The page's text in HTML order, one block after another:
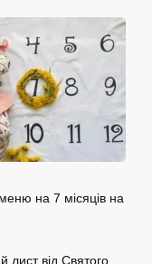
на 7 місяців на